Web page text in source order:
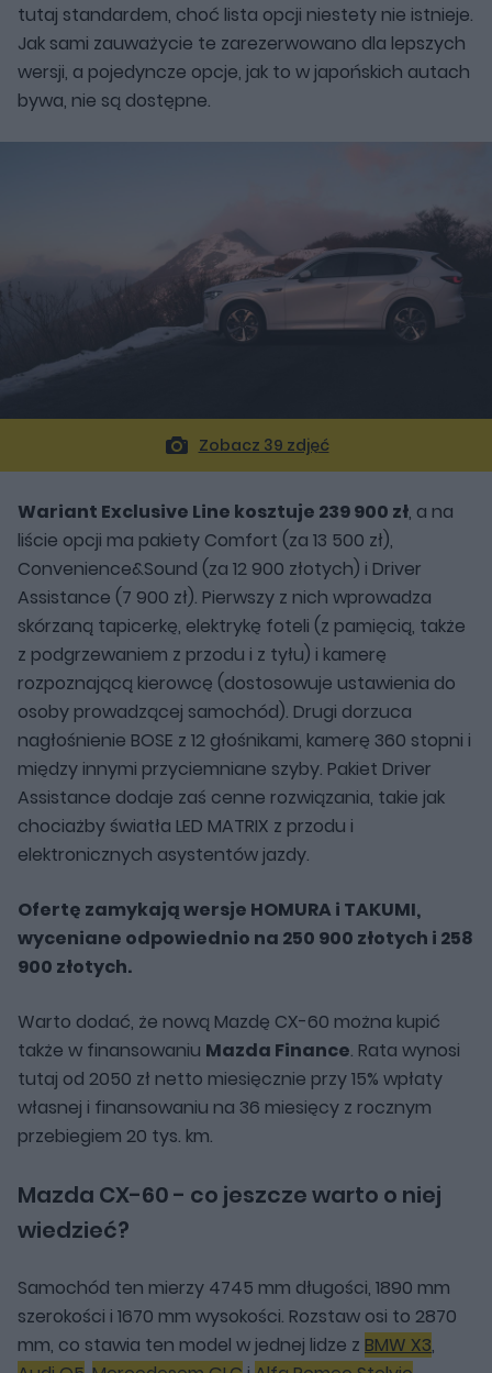
tutaj standardem, choć lista opcji niestety nie istnieje.
Jak sami zauważycie te zarezerwowano dla lepszych
wersji, a pojedyncze opcje, jak to w japońskich autach
bywa, nie są dostępne.
Zobacz 39 zdjęć
Wariant Exclusive Line kosztuje 239 900 zł, a na
liście opcji ma pakiety Comfort (za 13 500 zł),
Convenience&Sound (za 12 900 złotych) i Driver
Assistance (7 900 zł). Pierwszy z nich wprowadza
skórzaną tapicerkę, elektrykę foteli (z pamięcią, także
z podgrzewaniem z przodu i z tyłu) i kamerę
rozpoznającą kierowcę (dostosowuje ustawienia do
osoby prowadzącej samochód). Drugi dorzuca
nagłośnienie BOSE z 12 głośnikami, kamerę 360 stopni i
między innymi przyciemniane szyby. Pakiet Driver
Assistance dodaje zaś cenne rozwiązania, takie jak
chociażby światła LED MATRIX z przodu i
elektronicznych asystentów jazdy.
Ofertę zamykają wersje HOMURA i TAKUMI,
wyceniane odpowiednio na 250 900 złotych i 258
900 złotych.
Warto dodać, że nową Mazdę CX-60 można kupić
także w finansowaniu Mazda Finance. Rata wynosi
tutaj od 2050 zł netto miesięcznie przy 15% wpłaty
własnej i finansowaniu na 36 miesięcy z rocznym
przebiegiem 20 tys. km.
Mazda CX-60 - co jeszcze warto o niej
wiedzieć?
Samochód ten mierzy 4745 mm długości, 1890 mm
szerokości i 1670 mm wysokości. Rozstaw osi to 2870
mm, co stawia ten model w jednej lidze z BMW X3,